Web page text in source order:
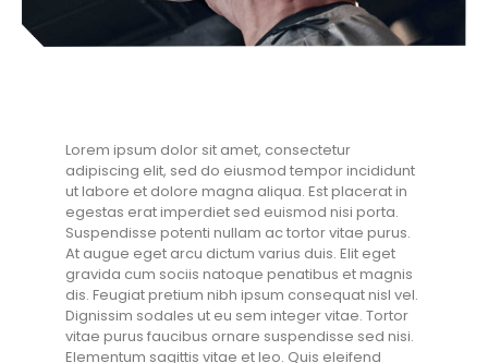
Lorem ipsum dolor sit amet, consectetur
adipiscing elit, sed do eiusmod tempor incididunt
ut labore et dolore magna aliqua. Est placerat in
egestas erat imperdiet sed euismod nisi porta.
Suspendisse potenti nullam ac tortor vitae purus.
At augue eget arcu dictum varius duis. Elit eget
gravida cum sociis natoque penatibus et magnis
dis. Feugiat pretium nibh ipsum consequat nisl vel.
Dignissim sodales ut eu sem integer vitae. Tortor
vitae purus faucibus ornare suspendisse sed nisi.
Elementum sagittis vitae et leo. Quis eleifend